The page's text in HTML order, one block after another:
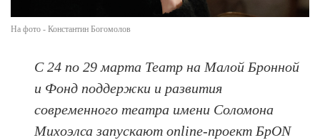
На фото - Константин Богомолов
С 24 по 29 марта Театр на Малой Бронной
и Фонд поддержки и развития
современного театра имени Соломона
Михоэлса запускают online-проект БрON